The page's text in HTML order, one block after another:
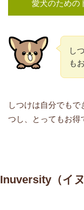
愛犬のための
し
も
しつけは自分でも
つし、とってもお得
Inuversity（イ